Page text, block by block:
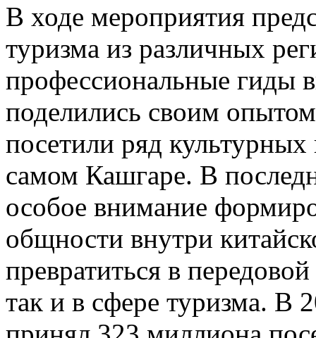
В ходе мероприятия
туризма из различных
профессиональные гиды
поделились своим
посетили ряд культурных
самом Кашгаре. В
особое внимание
общности внутри
превратиться в
так и в сфере туризма. В